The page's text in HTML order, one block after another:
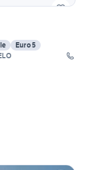
Euro 5